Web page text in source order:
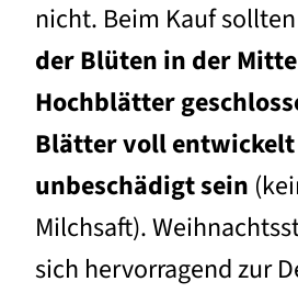
nicht. Beim Kauf
der Blüten in der
Hochblätter
Blätter voll
unbeschädigt sein
Milchsaft).
sich hervorragend zur